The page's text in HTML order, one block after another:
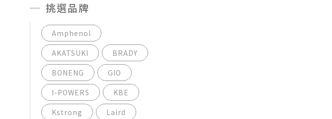
挑選品牌
Amphenol
AKATSUKI
BRADY
BONENG
GIO
I-POWERS
KBE
Kstrong
Laird